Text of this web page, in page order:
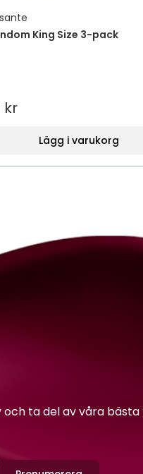
King Size 3-pack
kr
Lägg i varukorg
ta del av våra